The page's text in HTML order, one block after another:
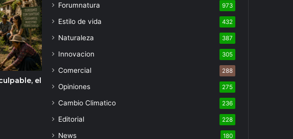
el
Forumnatura 973
Estilo de vida 432
Naturaleza 387
Innovacion 305
Comercial 288
Opiniones 275
Cambio Climatico 236
Editorial 228
News 180